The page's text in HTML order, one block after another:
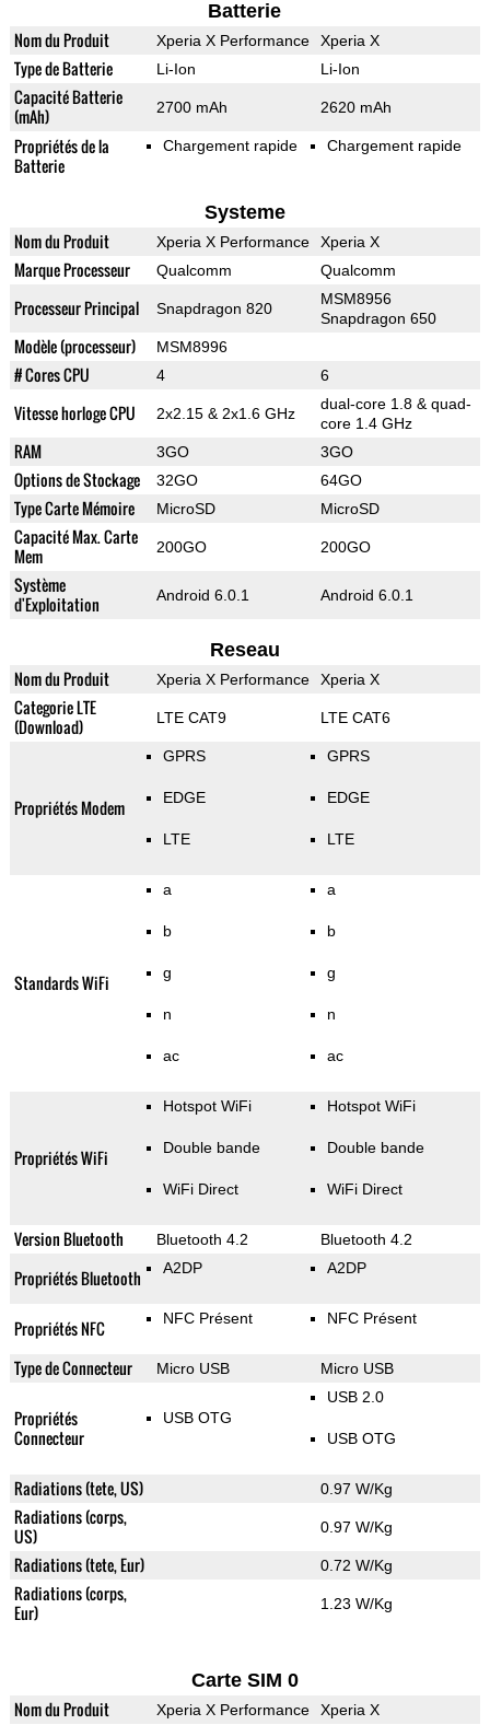
Batterie
Nom du Produit Xperia X Performance Xperia X
Type de Batterie Li-Ion Li-Ion
Capacité Batterie
(mAh)
2700 mAh 2620 mAh
Propriétés de la
Batterie
Chargement rapide Chargement rapide
Systeme
Nom du Produit Xperia X Performance Xperia X
Marque Processeur Qualcomm Qualcomm
Processeur Principal Snapdragon 820
MSM8956
Snapdragon 650
Modèle (processeur) MSM8996
# Cores CPU 4 6
Vitesse horloge CPU 2x2.15 & 2x1.6 GHz
dual-core 1.8 & quad-
core 1.4 GHz
RAM 3GO 3GO
Options de Stockage 32GO 64GO
Type Carte Mémoire MicroSD MicroSD
Capacité Max. Carte
Mem
200GO 200GO
Système
d'Exploitation
Android 6.0.1 Android 6.0.1
Reseau
Nom du Produit Xperia X Performance Xperia X
Categorie LTE
(Download)
LTE CAT9 LTE CAT6
Propriétés Modem
GPRS
EDGE
LTE
GPRS
EDGE
LTE
Standards WiFi
a
b
g
n
ac
a
b
g
n
ac
Propriétés WiFi
Hotspot WiFi
Double bande
WiFi Direct
Hotspot WiFi
Double bande
WiFi Direct
Version Bluetooth Bluetooth 4.2 Bluetooth 4.2
Propriétés Bluetooth A2DP A2DP
Propriétés NFC NFC Présent NFC Présent
Type de Connecteur Micro USB Micro USB
Propriétés
Connecteur
USB OTG
USB 2.0
USB OTG
Radiations (tete, US) 0.97 W/Kg
Radiations (corps,
US)
0.97 W/Kg
Radiations (tete, Eur) 0.72 W/Kg
Radiations (corps,
Eur)
1.23 W/Kg
Carte SIM 0
Nom du Produit Xperia X Performance Xperia X